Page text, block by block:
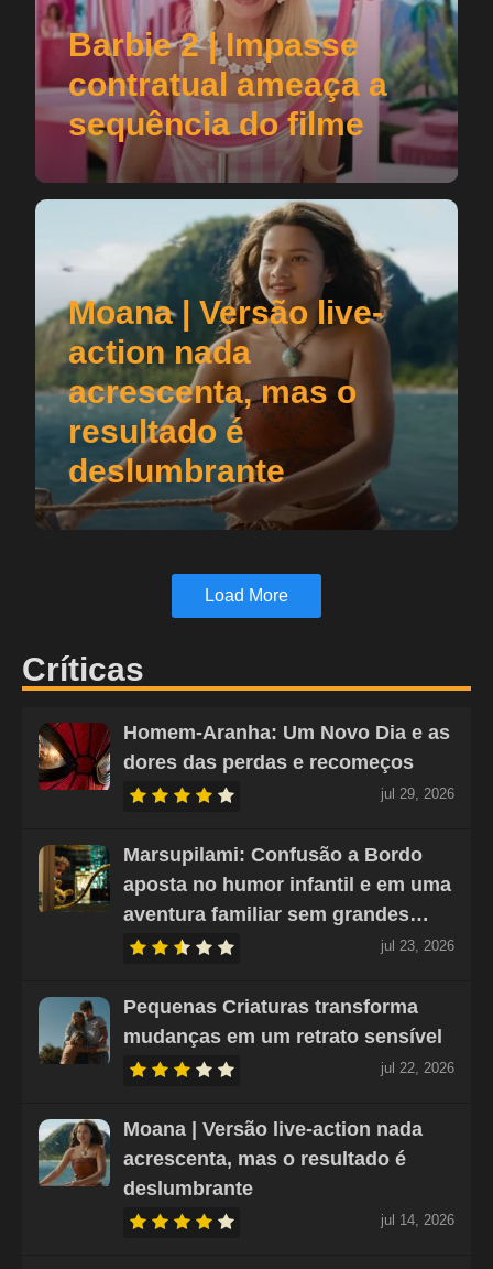
Barbie 2 | Impasse
contratual ameaça a
sequência do filme
Moana | Versão live-
action nada
acrescenta, mas o
resultado é
deslumbrante
Load More
Críticas
Homem-Aranha: Um Novo Dia e as
dores das perdas e recomeços
jul 29, 2026
Marsupilami: Confusão a Bordo
aposta no humor infantil e em uma
aventura familiar sem grandes…
jul 23, 2026
Pequenas Criaturas transforma
mudanças em um retrato sensível
jul 22, 2026
Moana | Versão live-action nada
acrescenta, mas o resultado é
deslumbrante
jul 14, 2026